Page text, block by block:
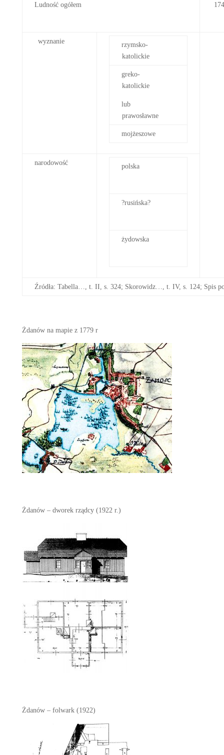
Ludność ogółem
wyznanie
rzymsko-
katolickie
greko-
katolickie
lub
prawosławne
mojżeszowe
narodowość polska
?rusińska?
żydowska
Źródła: Tabella…, t. II, s. 324; Skorowidz…, t. IV, s. 124; Spis
Żdanów na mapie z 1779 r
Żdanów – dworek rządcy (1922 r.)
Żdanów – folwark (1922)